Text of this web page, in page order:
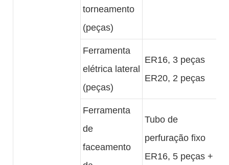
torneamento
(peças)
Ferramenta
elétrica lateral
(peças)
ER16, 3 peças
ER20, 2 peças
Ferramenta
de
faceamento
Tubo de
perfuração fixo
ER16, 5 peças +